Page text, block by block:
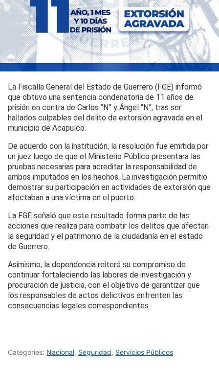
La Fiscalía General del Estado de Guerrero (FGE) informó
que obtuvo una sentencia condenatoria de 11 años de
prisión en contra de Carlos “N” y Ángel “N”, tras ser
hallados culpables del delito de extorsión agravada en el
municipio de Acapulco.
De acuerdo con la institución, la resolución fue emitida por
un juez luego de que el Ministerio Público presentara las
pruebas necesarias para acreditar la responsabilidad de
ambos imputados en los hechos. La investigación permitió
demostrar su participación en actividades de extorsión que
afectaban a una víctima en el puerto.
La FGE señaló que este resultado forma parte de las
acciones que realiza para combatir los delitos que afectan
la seguridad y el patrimonio de la ciudadanía en el estado
de Guerrero.
Asimismo, la dependencia reiteró su compromiso de
continuar fortaleciendo las labores de investigación y
procuración de justicia, con el objetivo de garantizar que
los responsables de actos delictivos enfrenten las
consecuencias legales correspondientes
Categories: Nacional, Seguridad, Servicios Públicos